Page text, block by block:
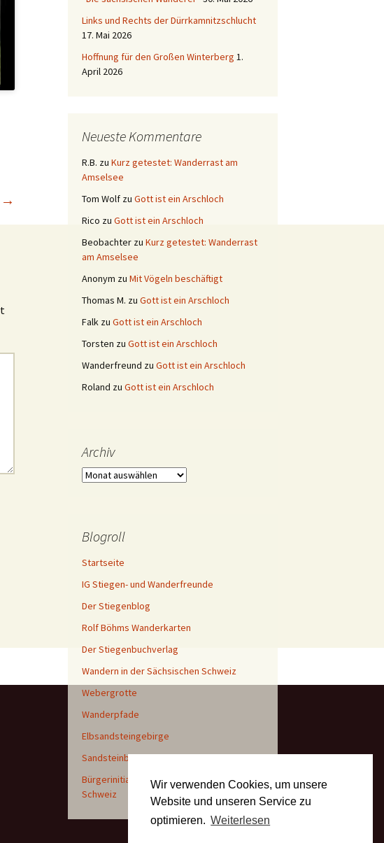
Wir verwenden Cookies, um unsere
Website und unseren Service zu
optimieren. Weiterlesen
→
Links und Rechts der Dürrkamnitzschlucht
17. Mai 2026
Hoffnung für den Großen Winterberg 1.
April 2026
Neueste Kommentare
R.B. zu Kurz getestet: Wanderrast am
Amselsee
Tom Wolf zu Gott ist ein Arschloch
Rico zu Gott ist ein Arschloch
Beobachter zu Kurz getestet: Wanderrast
am Amselsee
Anonym zu Mit Vögeln beschäftigt
Thomas M. zu Gott ist ein Arschloch
Falk zu Gott ist ein Arschloch
Torsten zu Gott ist ein Arschloch
Wanderfreund zu Gott ist ein Arschloch
Roland zu Gott ist ein Arschloch
Archiv
Archiv
Blogroll
Startseite
IG Stiegen- und Wanderfreunde
Der Stiegenblog
Rolf Böhms Wanderkarten
Der Stiegenbuchverlag
Wandern in der Sächsischen Schweiz
Webergrotte
Wanderpfade
Elbsandsteingebirge
Sandsteinblogger – Hartmut Landgraf
Bürgerinitiative Naturpark Sächsische
Schweiz